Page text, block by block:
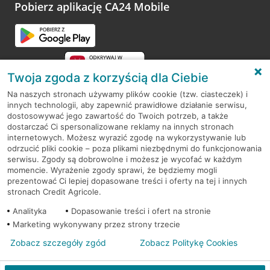
opinie.
Pobierz aplikację CA24 Mobile
RODO
Regulamin serwisu
Mapa serwisu
PolitykaCookies
© 2026 Credit Agricole Bank Polska S.A. Wszelkie prawa zastrzeżone
Twoja zgoda z korzyścią dla Ciebie
Na naszych stronach używamy plików cookie (tzw. ciasteczek) i
innych technologii, aby zapewnić prawidłowe działanie serwisu,
dostosowywać jego zawartość do Twoich potrzeb, a także
dostarczać Ci spersonalizowane reklamy na innych stronach
internetowych. Możesz wyrazić zgodę na wykorzystywanie lub
odrzucić pliki cookie – poza plikami niezbędnymi do funkcjonowania
serwisu. Zgody są dobrowolne i możesz je wycofać w każdym
momencie. Wyrażenie zgody sprawi, że będziemy mogli
prezentować Ci lepiej dopasowane treści i oferty na tej i innych
stronach Credit Agricole.
Analityka
Dopasowanie treści i ofert na stronie
Marketing wykonywany przez strony trzecie
Zobacz szczegóły zgód Zobacz Politykę Cookies